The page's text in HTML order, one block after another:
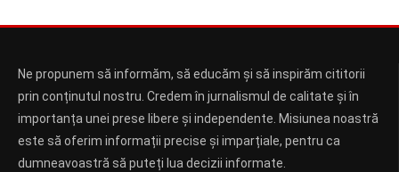
Ne propunem să informăm, să educăm și să inspirăm cititorii
prin conținutul nostru. Credem în jurnalismul de calitate și în
importanța unei prese libere și independente. Misiunea noastră
este să oferim informații precise și imparțiale, pentru ca
dumneavoastră să puteți lua decizii informate.